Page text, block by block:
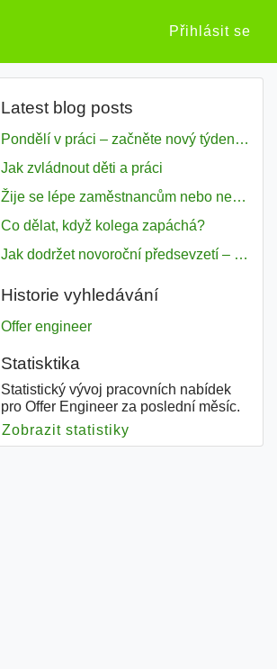
Přihlásit se
Latest blog posts
Pondělí v práci – začněte nový týden s motivací
Jak zvládnout děti a práci
Žije se lépe zaměstnancům nebo nezavislým pracovníkům
Co dělat, když kolega zapáchá?
Jak dodržet novoroční předsevzetí – naše tipy pro dobrý začátek roku 2018
Historie vyhledávání
Offer engineer
Statisktika
Statistický vývoj pracovních nabídek
pro Offer Engineer za poslední měsíc.
Zobrazit statistiky